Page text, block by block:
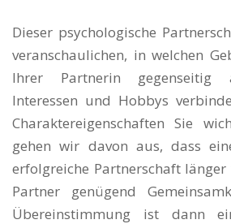
Dieser psychologische
veranschaulichen, in welchen
Ihrer Partnerin gegenseitig
Interessen und Hobbys
Charaktereigenschaften Sie
gehen wir davon aus, dass
erfolgreiche Partnerschaft
Partner genügend
Übereinstimmung ist dann